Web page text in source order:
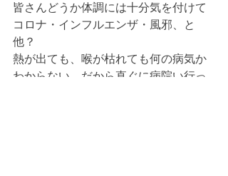
皆さんどうか体調には十分気を付けて
コロナ・インフルエンザ・風邪、と
他？
熱が出ても、喉が枯れても何の病気か
わからない、だから直ぐに病院い行っ